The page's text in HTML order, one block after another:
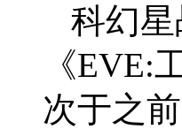
科幻
《EVE:
次于之